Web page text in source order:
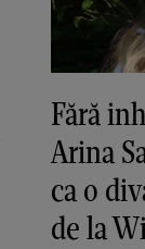
Fără
Arina
ca o
de la